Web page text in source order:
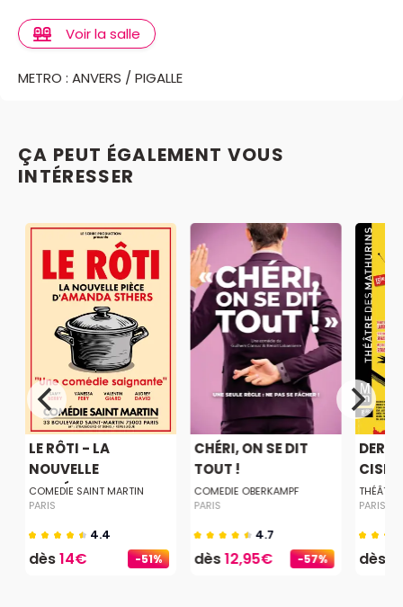
Voir la salle
METRO : ANVERS / PIGALLE
ÇA PEUT ÉGALEMENT VOUS
INTÉRESSER
-51%
LE RÔTI - LA
NOUVELLE
COMÉDIE...
COMEDIE SAINT MARTIN
PARIS
4.4
dès14€ -57%
CHÉRI, ON SE DIT
TOUT !
COMEDIE OBERKAMPF
PARIS
4.7
dès12,95€
PARIS
dès